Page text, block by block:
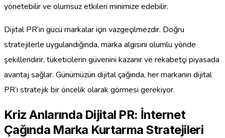
yönetebilir ve olumsuz etkileri minimize edebilir.
Dijital PR’ın gücü markalar için vazgeçilmezdir. Doğru
stratejilerle uygulandığında, marka algısını olumlu yönde
şekillendirir, tüketicilerin güvenini kazanır ve rekabetçi piyasada
avantaj sağlar. Günümüzün dijital çağında, her markanın dijital
PR’ı stratejik bir öncelik olarak görmesi gerekiyor.
Kriz Anlarında Dijital PR: İnternet
Çağında Marka Kurtarma Stratejileri